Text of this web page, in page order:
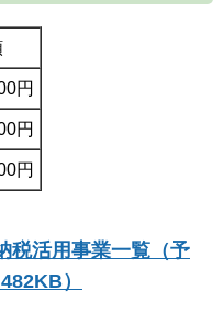
円
円
円
税活用事業一覧（予
）